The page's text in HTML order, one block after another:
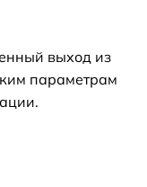
выход из
параметрам